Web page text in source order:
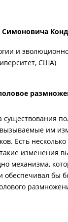
Симоновича
и
США)
им
Есть
изменения
механизма,
обеспечивал бы